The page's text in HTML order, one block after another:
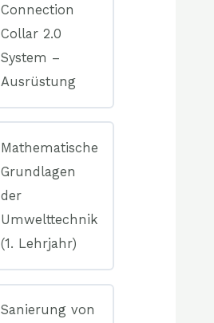
Connection
Collar 2.0
System –
Ausrüstung
0%
COMPLETE
0/0
Elemente(n)
Mathematische
Grundlagen
der
Umwelttechnik
(1. Lehrjahr)
0%
COMPLETE
0/0
Elemente(n)
Sanierung von